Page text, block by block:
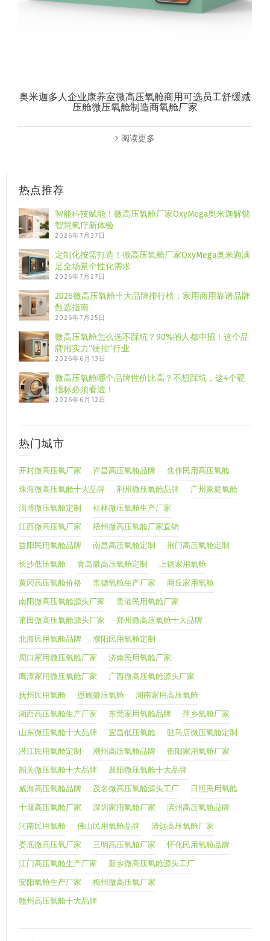
奥米迦多人企业康养室微高压氧舱商用可选员工舒缓减
压舱微压氧舱制造商氧舱厂家
阅读更多
热点推荐
智能科技赋能！微高压氧舱厂家OxyMega奥米迦解锁
智慧氧疗新体验
2026年7月27日
定制化按需打造！微高压氧舱厂家OxyMega奥米迦满
足全场景个性化需求
2026年7月27日
2026微高压氧舱十大品牌排行榜：家用商用靠谱品牌
甄选指南
2026年7月25日
微高压氧舱怎么选不踩坑？90%的人都中招！这个品
牌用实力“硬控”行业
2026年6月13日
微高压氧舱哪个品牌性价比高？不想踩坑，这4个硬
指标必须看透！
2026年6月12日
热门城市
开封微高压氧厂家 许昌高压氧舱品牌 焦作民用高压氧舱
珠海微高压氧舱十大品牌 荆州微压氧舱品牌 广州家庭氧舱
淄博微压氧舱定制 桂林微压氧舱生产厂家
江西微高压氧厂家 梧州微高压氧舱厂家直销
益阳民用氧舱品牌 南昌高压氧舱定制 荆门高压氧舱定制
长沙低压氧舱 青岛微高压氧舱定制 上饶家用氧舱
黄冈高压氧舱价格 常德氧舱生产厂家 商丘家用氧舱
南阳微高压氧舱源头厂家 贵港民用氧舱厂家
莆田微高压氧舱源头厂家 郑州微高压氧舱十大品牌
北海民用氧舱品牌 濮阳民用氧舱定制
周口家用微压氧舱厂家 济南民用氧舱厂家
鹰潭家用微压氧舱厂家 广西微高压氧舱源头厂家
抚州民用氧舱 恩施微压氧舱 湖南家用高压氧舱
湘西高压氧舱生产厂家 东莞家用氧舱品牌 萍乡氧舱厂家
山东微压氧舱十大品牌 宜昌低压氧舱 驻马店微压氧舱定制
潜江民用氧舱定制 潮州高压氧舱品牌 衡阳家用氧舱厂家
韶关微压氧舱十大品牌 襄阳微压氧舱十大品牌
威海高压氧舱品牌 茂名微高压氧舱源头工厂 日照民用氧舱
十堰高压氧舱厂家 深圳家用氧舱厂家 滨州高压氧舱品牌
河南民用氧舱 佛山民用氧舱品牌 清远高压氧舱厂家
娄底微高压氧厂家 三明高压氧舱厂家 怀化民用氧舱品牌
江门高压氧舱生产厂家 新乡微高压氧舱源头工厂
安阳氧舱生产厂家 梅州微高压氧厂家
赣州高压氧舱十大品牌